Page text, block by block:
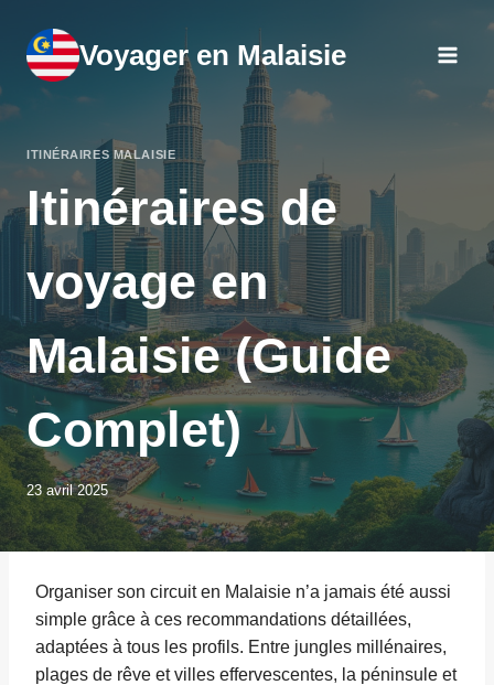
contenu
Voyager en Malaisie
ITINÉRAIRES MALAISIE
Itinéraires de
voyage en
Malaisie (Guide
Complet)
23 avril 2025
Organiser son circuit en Malaisie n’a jamais été aussi
simple grâce à ces recommandations détaillées,
adaptées à tous les profils. Entre jungles millénaires,
plages de rêve et villes effervescentes, la péninsule et